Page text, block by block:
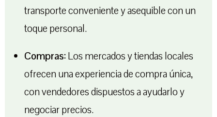
transporte conveniente y asequible con un
toque personal.
Compras:Los mercados y tiendas locales
ofrecen una experiencia de compra única,
con vendedores dispuestos a ayudarlo y
negociar precios.